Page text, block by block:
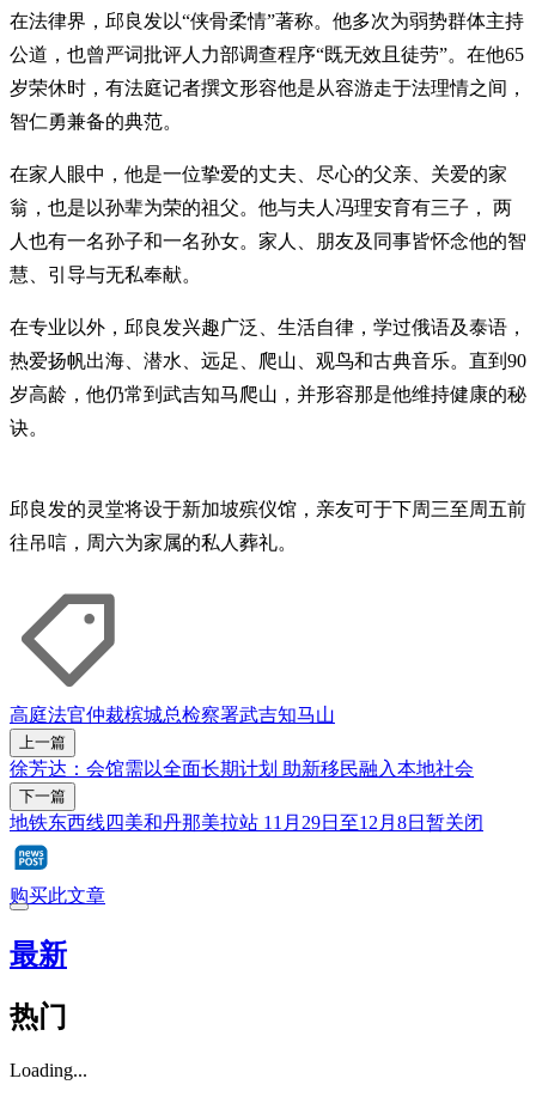
在法律界，邱良发以“侠骨柔情”著称。他多次为弱势群体主持
公道，也曾严词批评人力部调查程序“既无效且徒劳”。在他65
岁荣休时，有法庭记者撰文形容他是从容游走于法理情之间，
智仁勇兼备的典范。
在家人眼中，他是一位挚爱的丈夫、尽心的父亲、关爱的家
翁，也是以孙辈为荣的祖父。他与夫人冯理安育有三子， 两
人也有一名孙子和一名孙女。家人、朋友及同事皆怀念他的智
慧、引导与无私奉献。
在专业以外，邱良发兴趣广泛、生活自律，学过俄语及泰语，
热爱扬帆出海、潜水、远足、爬山、观鸟和古典音乐。直到90
岁高龄，他仍常到武吉知马爬山，并形容那是他维持健康的秘
诀。
邱良发的灵堂将设于新加坡殡仪馆，亲友可于下周三至周五前
往吊唁，周六为家属的私人葬礼。
高庭法官仲裁槟城总检察署武吉知马山
上一篇
徐芳达：会馆需以全面长期计划 助新移民融入本地社会
下一篇
地铁东西线四美和丹那美拉站 11月29日至12月8日暂关闭
购买此文章
最新
热门
Loading...